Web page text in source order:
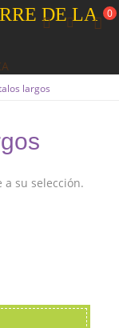
DE LA
0
largos
su selección.